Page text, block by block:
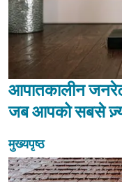
आपातकालीन
जब आपको सबसे
मुख्यपृष्ठ